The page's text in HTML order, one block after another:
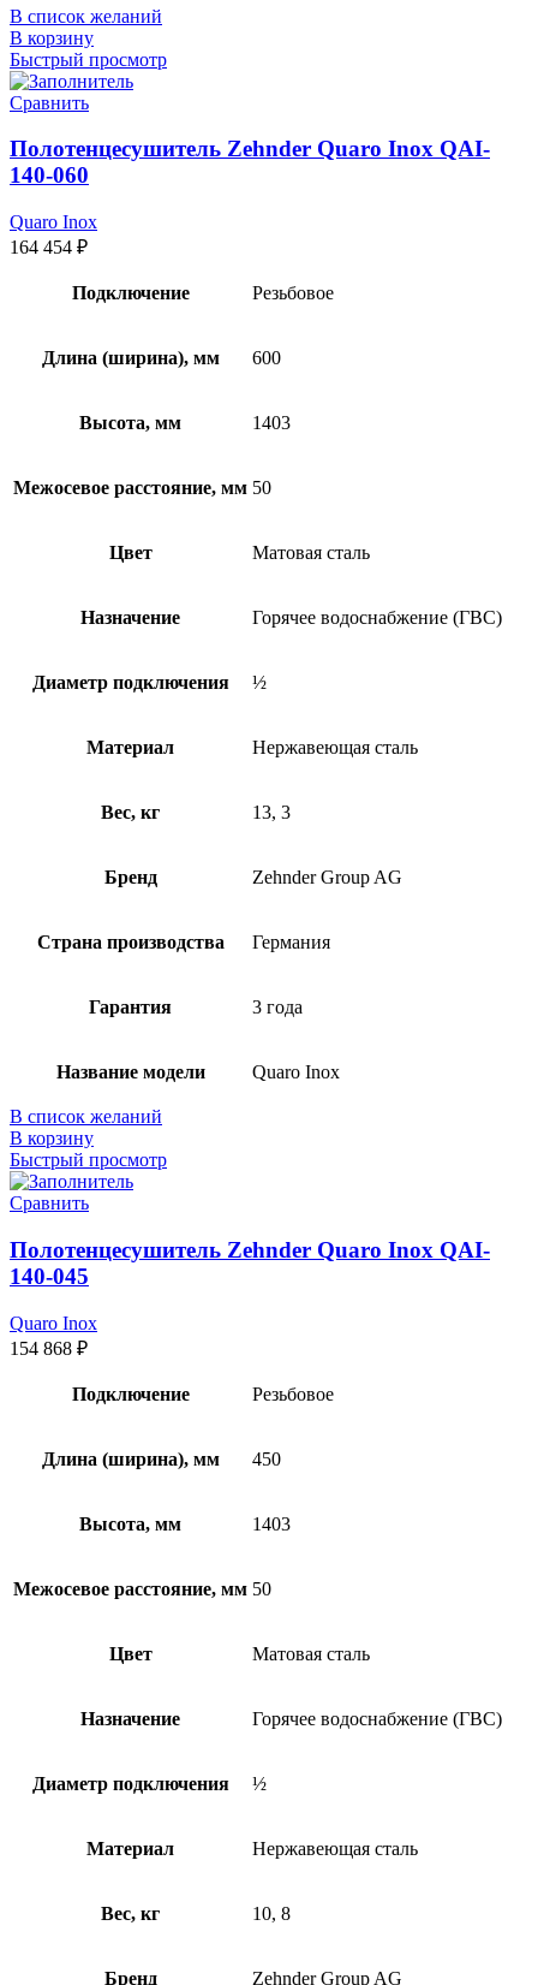
В список желаний
В корзину
Быстрый просмотр
Сравнить
Полотенцесушитель Zehnder Quaro Inox QAI-
140-060
Quaro Inox
164 454 ₽
Подключение Резьбовое
Длина (ширина), мм 600
Высота, мм 1403
Межосевое расстояние, мм 50
Цвет Матовая сталь
Назначение Горячее водоснабжение (ГВС)
Диаметр подключения ½
Материал Нержавеющая сталь
Вес, кг 13, 3
Бренд Zehnder Group AG
Страна производства Германия
Гарантия 3 года
Название модели Quaro Inox
В список желаний
В корзину
Быстрый просмотр
Сравнить
Полотенцесушитель Zehnder Quaro Inox QAI-
140-045
Quaro Inox
154 868 ₽
Подключение Резьбовое
Длина (ширина), мм 450
Высота, мм 1403
Межосевое расстояние, мм 50
Цвет Матовая сталь
Назначение Горячее водоснабжение (ГВС)
Диаметр подключения ½
Материал Нержавеющая сталь
Вес, кг 10, 8
Бренд Zehnder Group AG